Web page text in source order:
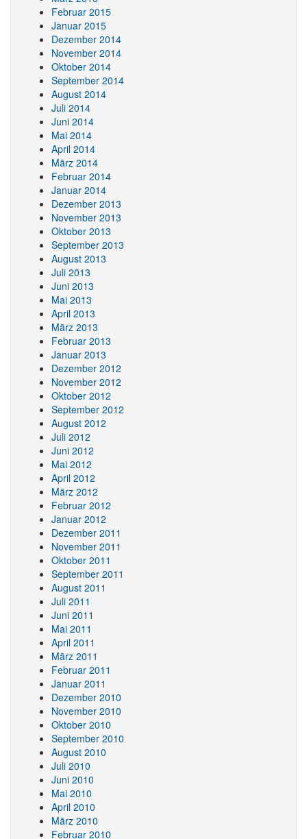
Februar 2015
Januar 2015
Dezember 2014
November 2014
Oktober 2014
September 2014
August 2014
Juli 2014
Juni 2014
Mai 2014
April 2014
März 2014
Februar 2014
Januar 2014
Dezember 2013
November 2013
Oktober 2013
September 2013
August 2013
Juli 2013
Juni 2013
Mai 2013
April 2013
März 2013
Februar 2013
Januar 2013
Dezember 2012
November 2012
Oktober 2012
September 2012
August 2012
Juli 2012
Juni 2012
Mai 2012
April 2012
März 2012
Februar 2012
Januar 2012
Dezember 2011
November 2011
Oktober 2011
September 2011
August 2011
Juli 2011
Juni 2011
Mai 2011
April 2011
März 2011
Februar 2011
Januar 2011
Dezember 2010
November 2010
Oktober 2010
September 2010
August 2010
Juli 2010
Juni 2010
Mai 2010
April 2010
März 2010
Februar 2010